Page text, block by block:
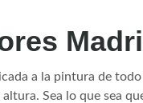
a la pintura de
Sea lo que sea